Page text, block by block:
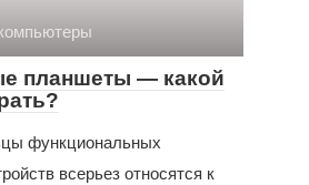
планшеты — какой
функциональных
всерьез относятся к